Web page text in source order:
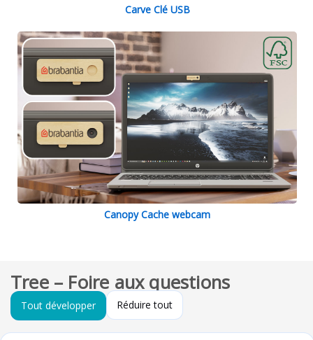
Carve Clé USB
Canopy Cache webcam
Tree – Foire aux questions
Tout développer Réduire tout